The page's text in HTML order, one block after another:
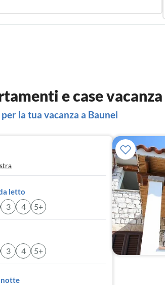
e case vacanza
la tua vacanza a Baunei
letto
3 4 5+
3 4 5+
notte